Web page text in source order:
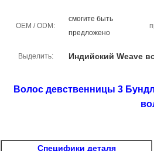
OEM / ODM:
смогите быть
предложено
Выделить: Индийский Weave
Волос девственницы 3
Специфики деталя